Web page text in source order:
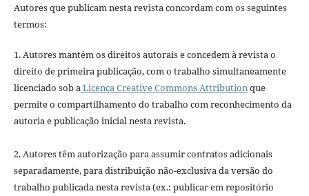
Autores que publicam nesta revista concordam com os seguintes
termos:
1. Autores mantém os direitos autorais e concedem à revista o
direito de primeira publicação, com o trabalho simultaneamente
licenciado sob aLicença Creative Commons Attributionque
permite o compartilhamento do trabalho com reconhecimento da
autoria e publicação inicial nesta revista.
2. Autores têm autorização para assumir contratos adicionais
separadamente, para distribuição não-exclusiva da versão do
trabalho publicada nesta revista (ex.: publicar em repositório